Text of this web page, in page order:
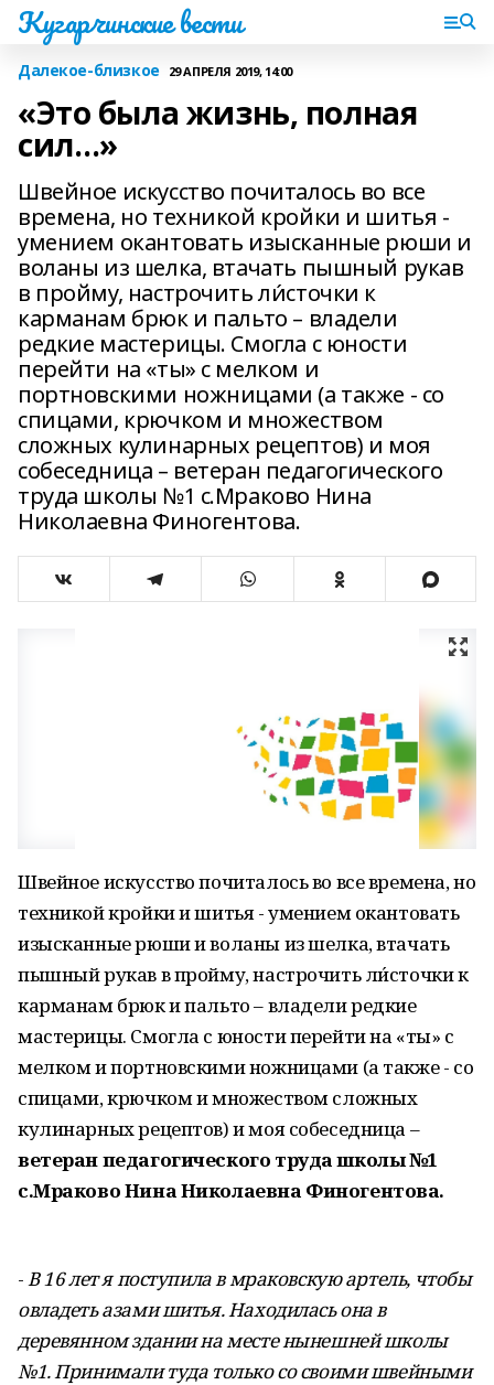
Кугарчинские вести
Далекое-близкое 29 АПРЕЛЯ 2019, 14:00
«Это была жизнь, полная
сил…»
Швейное искусство почиталось во все
времена, но техникой кройки и шитья -
умением окантовать изысканные рюши и
воланы из шелка, втачать пышный рукав
в пройму, настрочить ли́сточки к
карманам брюк и пальто – владели
редкие мастерицы. Смогла с юности
перейти на «ты» с мелком и
портновскими ножницами (а также - со
спицами, крючком и множеством
сложных кулинарных рецептов) и моя
собеседница – ветеран педагогического
труда школы №1 с.Мраково Нина
Николаевна Финогентова.
Швейное искусство почиталось во все времена, но
техникой кройки и шитья - умением окантовать
изысканные рюши и воланы из шелка, втачать
пышный рукав в пройму, настрочить ли́сточки к
карманам брюк и пальто – владели редкие
мастерицы. Смогла с юности перейти на «ты» с
мелком и портновскими ножницами (а также - со
спицами, крючком и множеством сложных
кулинарных рецептов) и моя собеседница –
ветеран педагогического труда школы №1
с.Мраково Нина Николаевна Финогентова.
-В 16 лет я поступила в мраковскую артель, чтобы
овладеть азами шитья. Находилась она в
деревянном здании на месте нынешней школы
№1. Принимали туда только со своими швейными